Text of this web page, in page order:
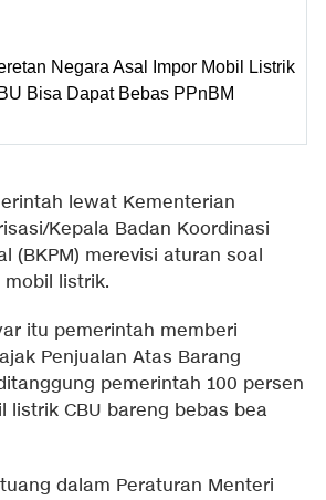
Negara Asal Impor Mobil Listrik
Bisa Dapat Bebas PPnBM
lewat Kementerian
Kepala Badan Koordinasi
(BKPM) merevisi aturan soal
listrik.
itu pemerintah memberi
Penjualan Atas Barang
pemerintah 100 persen
listrik CBU bareng bebas bea
dalam Peraturan Menteri